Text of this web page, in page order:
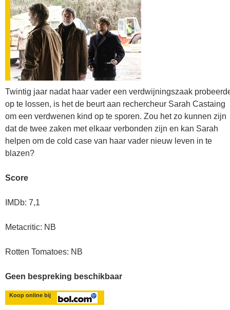
Twintig jaar nadat haar vader een verdwijningszaak
op te lossen, is het de beurt aan rechercheur Sarah Castaing
om een verdwenen kind op te sporen. Zou het zo kunnen zijn
dat de twee zaken met elkaar verbonden zijn en kan Sarah
helpen om de cold case van haar vader nieuw leven in te
blazen?
Score
IMDb: 7,1
Metacritic: NB
Rotten Tomatoes: NB
Geen bespreking beschikbaar
Koop online bij